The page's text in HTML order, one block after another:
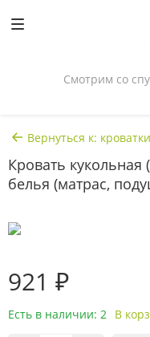
Смотрим со
Вернуться к: кроватки
Кровать
белья (матрас,
921 ₽
Есть в наличии: 2 В